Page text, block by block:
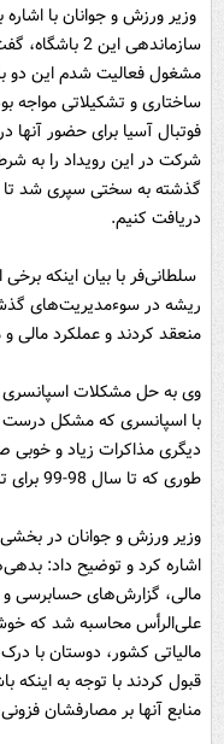
وزیر ورزش و جوانان با
سازماندهی
مشغول فعالیت شدم این دو‌
ساختاری و تشکیلاتی مواجه
فوتبال آسیا برای حضور آنها
شرکت در این رویداد را به
گذشته به سختی سپری شد تا
دریافت کنیم.
سلطانی‌فر با بیان اینکه
ریشه در سوءمدیریت‌های
منعقد کردند و عملکرد مالی و
وی به حل مشکلات اسپانسری
با اسپانسری که مشکل درست
دیگری مذاکرات زیاد و خوبی
طوری که تا سال 98-99 برای تامین منابع مالی مشکل نخواهند داشت.
وزیر ورزش و جوانان در
اشاره کرد و‌ توضیح داد:
مالی، گزارش‌های حسابرسی و
علی‌الرأس محاسبه شد که
مالیاتی کشور، دوستان با
قبول کردند با توجه به
منابع آنها بر مصارفشان